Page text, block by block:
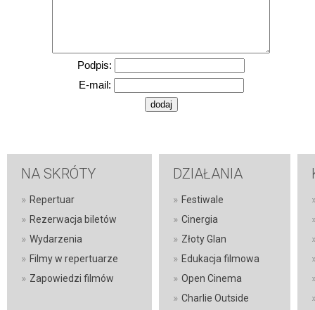
Podpis:
E-mail:
NA SKRÓTY
» Repertuar
» Rezerwacja biletów
» Wydarzenia
» Filmy w repertuarze
» Zapowiedzi filmów
DZIAŁANIA
» Festiwale
» Cinergia
» Złoty Glan
» Edukacja filmowa
» Open Cinema
» Charlie Outside